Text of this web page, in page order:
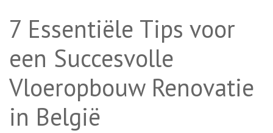
7 Essentiële Tips voor
een Succesvolle
Vloeropbouw Renovatie
in België